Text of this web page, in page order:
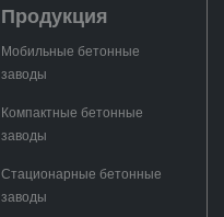
Продукция
Мобильные бетонные
заводы
Компактные бетонные
заводы
Стационарные бетонные
заводы